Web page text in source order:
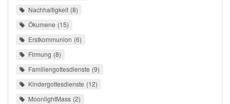
Nachhaltigkeit 8
Ökumene 15
Erstkommunion 6
Firmung 8
Familiengottesdienste 9
Kindergottesdienste 12
MoonlightMass 2